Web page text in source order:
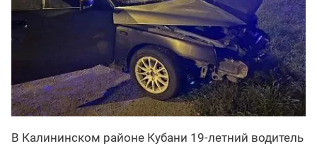
В Калининском районе Кубани 19-летний водитель